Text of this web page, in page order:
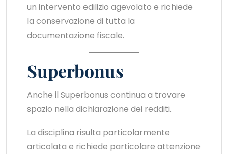
un intervento edilizio agevolato e richiede
la conservazione di tutta la
documentazione fiscale.
Superbonus
Anche il Superbonus continua a trovare
spazio nella dichiarazione dei redditi.
La disciplina risulta particolarmente
articolata e richiede particolare attenzione